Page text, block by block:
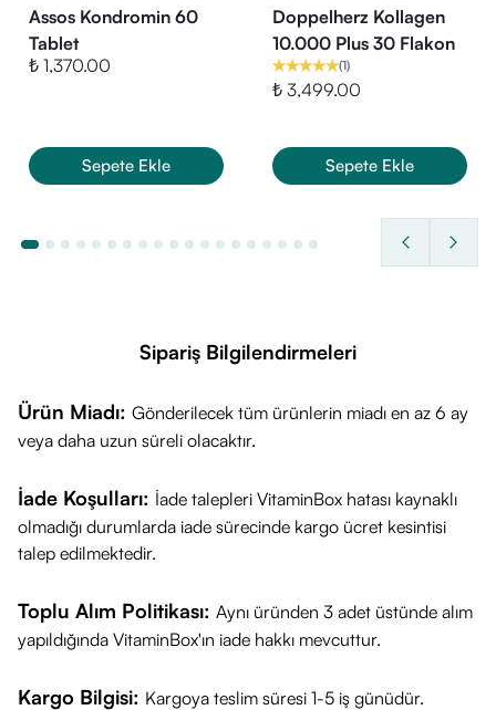
Assos Kondromin 60
Tablet
₺ 1,370.00
Sepete Ekle
Doppelherz Kollagen
10.000 Plus 30 Flakon
(1)
₺ 3,499.00
Sepete Ekle
Sipariş Bilgilendirmeleri
Ürün Miadı: Gönderilecek tüm ürünlerin miadı en az 6 ay
veya daha uzun süreli olacaktır.
İade Koşulları: İade talepleri VitaminBox hatası kaynaklı
olmadığı durumlarda iade sürecinde kargo ücret kesintisi
talep edilmektedir.
Toplu Alım Politikası: Aynı üründen 3 adet üstünde alım
yapıldığında VitaminBox'ın iade hakkı mevcuttur.
Kargo Bilgisi: Kargoya teslim süresi 1-5 iş günüdür.